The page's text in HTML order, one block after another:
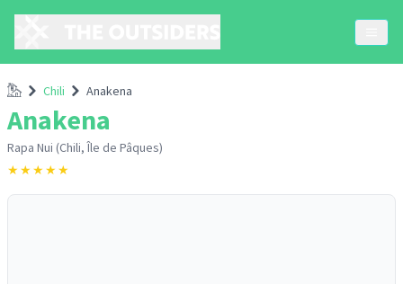
Accueil
Chili Anakena
Anakena
Rapa Nui (Chili, Île de Pâques)
★★★★★